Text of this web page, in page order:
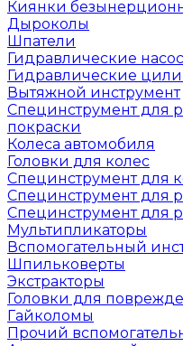
Киянки
Дыроколы
Шпатели
Гидравлические
Гидравлические
Вытяжной инструмент
Специнструмент для
покраски
Колеса автомобиля
Головки для колес
Специнструмент для
Специнструмент для
Специнструмент для
Мультипликаторы
Вспомогательный
Шпильковерты
Экстракторы
Головки для
Гайколомы
Прочий